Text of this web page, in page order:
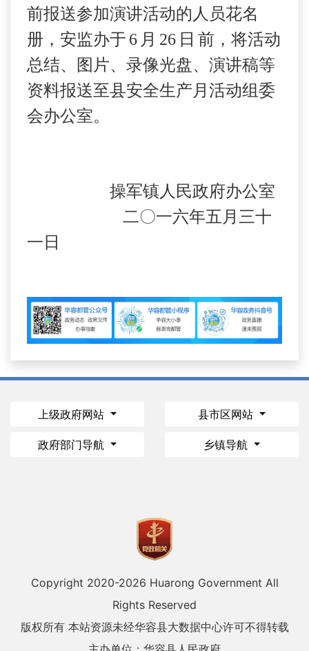
前报送参加演讲活动的人员花名
册，安监办于 6 月 26 日 前，将活动
总结、图片、录像光盘、演讲稿等
资料报送至县安全生产月活动组委
会办公室。
操军镇人民政府办公室
二〇一六年五月三十
一日
上级政府网站 县市区网站
政府部门导航 乡镇导航
Copyright 2020-2026 Huarong Government All
Rights Reserved
版权所有 本站资源未经华容县大数据中心许可不得转载